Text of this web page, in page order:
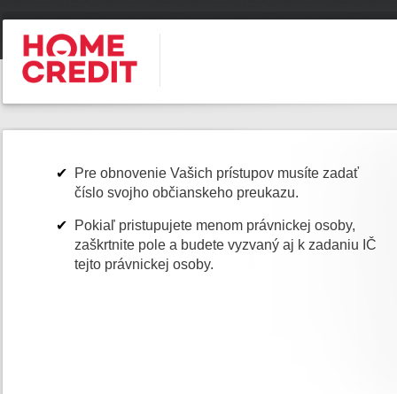
Pre obnovenie Vašich prístupov musíte zadať
číslo svojho občianskeho preukazu.
Pokiaľ pristupujete menom právnickej osoby,
zaškrtnite pole a budete vyzvaný aj k zadaniu IČ
tejto právnickej osoby.